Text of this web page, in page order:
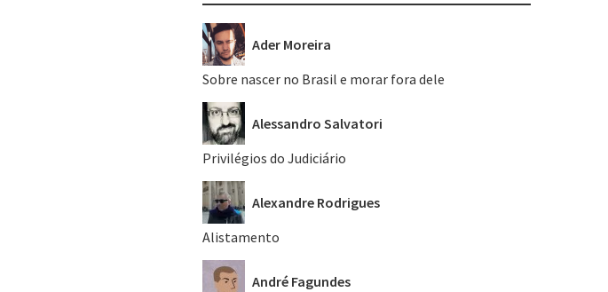
Ader Moreira
Sobre nascer no Brasil e morar fora dele
Alessandro Salvatori
Privilégios do Judiciário
Alexandre Rodrigues
Alistamento
André Fagundes